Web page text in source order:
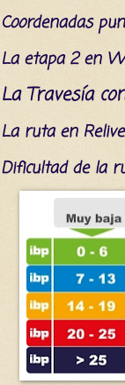
Coordenadas
La etapa 2 en
La Travesía
La ruta en
Dificultadde la